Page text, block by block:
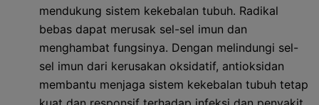
mendukung sistem kekebalan tubuh. Radikal
bebas dapat merusak sel-sel imun dan
menghambat fungsinya. Dengan melindungi sel-
sel imun dari kerusakan oksidatif, antioksidan
membantu menjaga sistem kekebalan tubuh tetap